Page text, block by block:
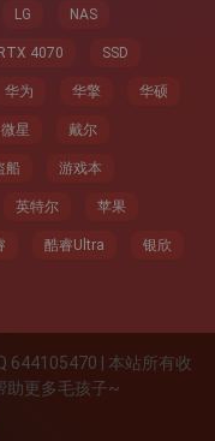
LG NAS
4070 SSD
华为 华擎 华硕
微星 戴尔
船 游戏本
英特尔 苹果
酷睿Ultra 银欣
644105470 | 本站所有收
助更多毛孩子~